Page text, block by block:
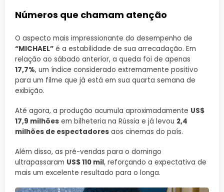
Números que chamam atenção
O aspecto mais impressionante do desempenho de
“MICHAEL” é a estabilidade de sua arrecadação. Em
relação ao sábado anterior, a queda foi de apenas
17,7%, um índice considerado extremamente positivo
para um filme que já está em sua quarta semana de
exibição.
Até agora, a produção acumula aproximadamente US$
17,9 milhões em bilheteria na Rússia e já levou 2,4
milhões de espectadores aos cinemas do país.
Além disso, as pré-vendas para o domingo
ultrapassaram US$ 110 mil, reforçando a expectativa de
mais um excelente resultado para o longa.